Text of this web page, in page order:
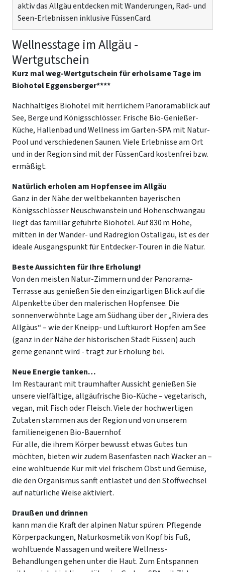
aktiv das Allgäu entdecken mit Wanderungen, Rad- und
Seen-Erlebnissen inklusive FüssenCard.
Wellnesstage im Allgäu -
Wertgutschein
Kurz mal weg-Wertgutschein für erholsame Tage im
Biohotel Eggensberger****
Nachhaltiges Biohotel mit herrlichem Panoramablick auf
See, Berge und Königsschlösser. Frische Bio-Genießer-
Küche, Hallenbad und Wellness im Garten-SPA mit Natur-
Pool und verschiedenen Saunen. Viele Erlebnisse am Ort
und in der Region sind mit der FüssenCard kostenfrei bzw.
ermäßigt.
Natürlich erholen am Hopfensee im Allgäu
Ganz in der Nähe der weltbekannten bayerischen
Königsschlösser Neuschwanstein und Hohenschwangau
liegt das familiär geführte Biohotel. Auf 830 m Höhe,
mitten in der Wander- und Radregion Ostallgäu, ist es der
ideale Ausgangspunkt für Entdecker-Touren in die Natur.
Beste Aussichten für Ihre Erholung!
Von den meisten Natur-Zimmern und der Panorama-
Terrasse aus genießen Sie den einzigartigen Blick auf die
Alpenkette über den malerischen Hopfensee. Die
sonnenverwöhnte Lage am Südhang über der „Riviera des
Allgäus“ – wie der Kneipp- und Luftkurort Hopfen am See
(ganz in der Nähe der historischen Stadt Füssen) auch
gerne genannt wird - trägt zur Erholung bei.
Neue Energie tanken…
Im Restaurant mit traumhafter Aussicht genießen Sie
unsere vielfältige, allgäufrische Bio-Küche – vegetarisch,
vegan, mit Fisch oder Fleisch. Viele der hochwertigen
Zutaten stammen aus der Region und von unserem
familieneigenen Bio-Bauernhof.
Für alle, die ihrem Körper bewusst etwas Gutes tun
möchten, bieten wir zudem Basenfasten nach Wacker an –
eine wohltuende Kur mit viel frischem Obst und Gemüse,
die den Organismus sanft entlastet und den Stoffwechsel
auf natürliche Weise aktiviert.
Draußen und drinnen
kann man die Kraft der alpinen Natur spüren: Pflegende
Körperpackungen, Naturkosmetik von Kopf bis Fuß,
wohltuende Massagen und weitere Wellness-
Behandlungen gehen unter die Haut. Zum Entspannen